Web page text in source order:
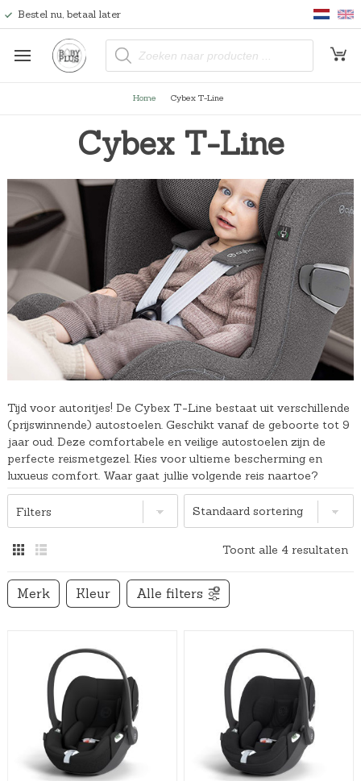
Bestel nu, betaal later
P
o
n
z
o
k
e
n
Home Cybex T-Line
Cybex T-Line
Tijd voor autoritjes! De Cybex T-Line bestaat uit verschillende
(prijswinnende) autostoelen. Geschikt vanaf de geboorte tot 9
jaar oud. Deze comfortabele en veilige autostoelen zijn de
perfecte reismetgezel. Kies voor ultieme bescherming en
luxueus comfort. Waar gaat jullie volgende reis naartoe?
Filters
Toont alle 4 resultaten
Merk Kleur Alle filters